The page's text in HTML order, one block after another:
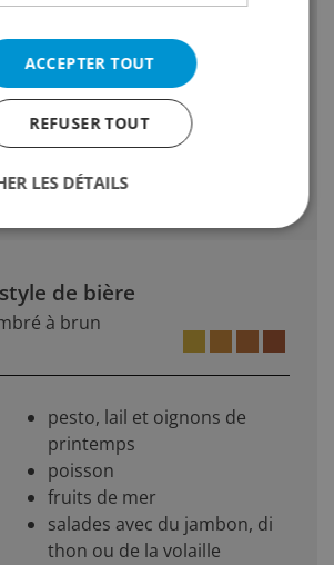
bruns vont de crémeux
avec une note supplémentaire
de bière
à brun
pesto, lail et oignons de
printemps
poisson
fruits de mer
salades avec du jambon, di
thon ou de la volaille
ACCEPTER TOUT
REFUSER TOUT
LES DÉTAILS